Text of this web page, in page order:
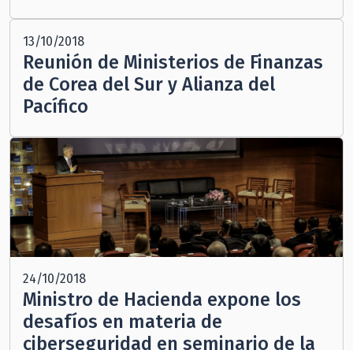
13/10/2018
Reunión de Ministerios de Finanzas
de Corea del Sur y Alianza del
Pacífico
24/10/2018
Ministro de Hacienda expone los
desafíos en materia de
ciberseguridad en seminario de la